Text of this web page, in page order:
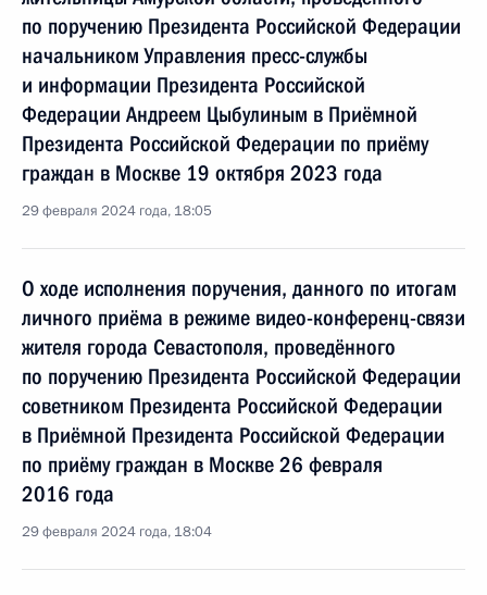
по поручению Президента Российской Федерации
начальником Управления пресс-службы
и информации Президента Российской
Федерации Андреем Цыбулиным в Приёмной
Президента Российской Федерации по приёму
граждан в Москве 19 октября 2023 года
29 февраля 2024 года, 18:05
О ходе исполнения поручения, данного по итогам
личного приёма в режиме видео-конференц-связи
жителя города Севастополя, проведённого
по поручению Президента Российской Федерации
советником Президента Российской Федерации
в Приёмной Президента Российской Федерации
по приёму граждан в Москве 26 февраля
2016 года
29 февраля 2024 года, 18:04